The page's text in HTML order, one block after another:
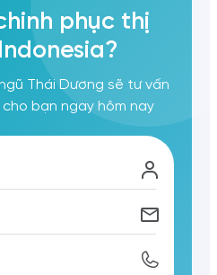
phục thị
Thái Dương sẽ tư vấn
bạn ngay hôm nay